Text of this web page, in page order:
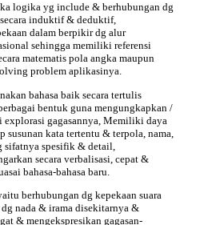
logika yg include & berhubungan dg
induktif & deduktif,
dalam berpikir dg alur
sehingga memiliki referensi
matematis pola angka maupun
problem aplikasinya.
bahasa baik secara tertulis
bentuk guna mengungkapkan /
explorasi gagasannya, Memiliki daya
susunan kata tertentu & terpola, nama,
spesifik & detail,
secara verbalisasi, cepat &
bahasa-bahasa baru.
berhubungan dg kepekaan suara
nada & irama disekitarnya &
& mengekspresikan gagasan-